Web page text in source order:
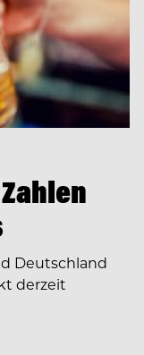
Deutschland
derzeit